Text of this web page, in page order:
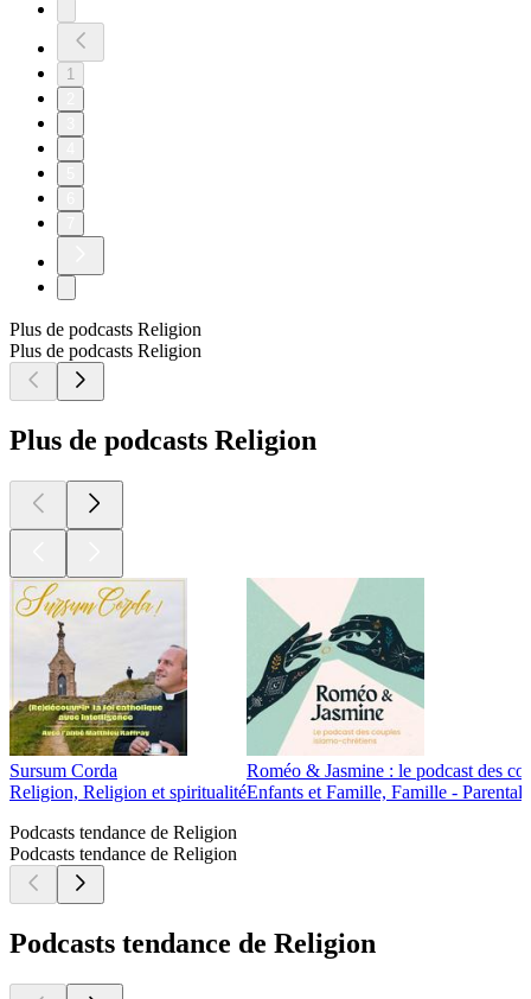
1
Plus de podcasts Religion
Plus de podcasts Religion
Plus de podcasts Religion
Sursum Corda
Religion, Religion et spiritualité
Roméo & Jasmine : le podcast des
Enfants et Famille, Famille -
Podcasts tendance de Religion
Podcasts tendance de Religion
Podcasts tendance de Religion